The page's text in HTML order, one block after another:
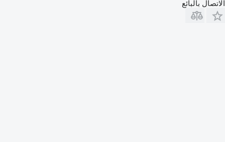
الاتصال بالبائع